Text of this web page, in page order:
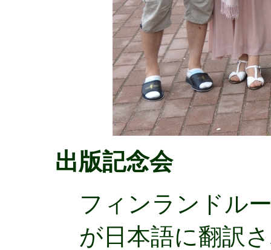
出版記念会
フィンランドル
が日本語に翻訳